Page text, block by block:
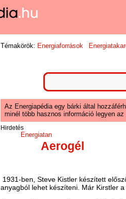
Témakörök: Energiaforrások
Az Energiapédia egy bárki által
minél több hasznos információ legyen
Hirdetés
Energiatan
Aerogél
1931-ben, Steve Kistler készített
anyagból lehet készíteni. Már Kirstler